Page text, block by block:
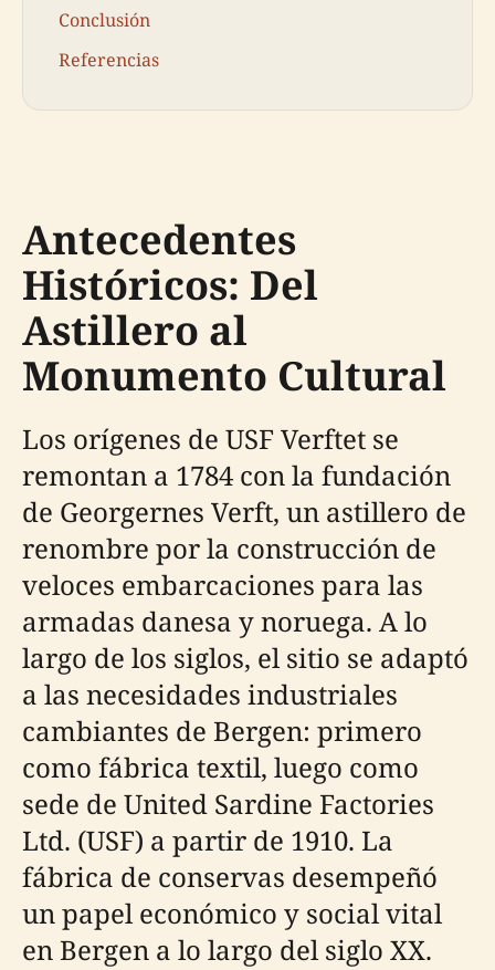
Conclusión
Referencias
Antecedentes
Históricos: Del
Astillero al
Monumento Cultural
Los orígenes de USF Verftet se
remontan a 1784 con la fundación
de Georgernes Verft, un astillero de
renombre por la construcción de
veloces embarcaciones para las
armadas danesa y noruega. A lo
largo de los siglos, el sitio se adaptó
a las necesidades industriales
cambiantes de Bergen: primero
como fábrica textil, luego como
sede de United Sardine Factories
Ltd. (USF) a partir de 1910. La
fábrica de conservas desempeñó
un papel económico y social vital
en Bergen a lo largo del siglo XX.